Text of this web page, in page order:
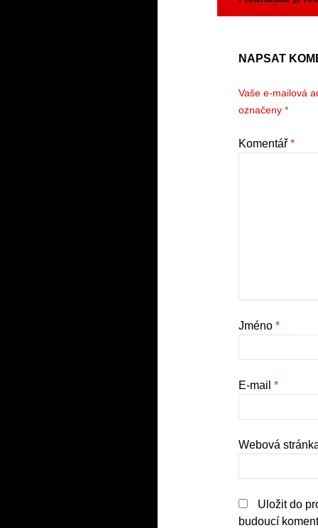
NAPSAT
Vaše e-mailová
označeny *
Komentář *
Jméno *
E-mail *
Webová
Uložit do
budoucí